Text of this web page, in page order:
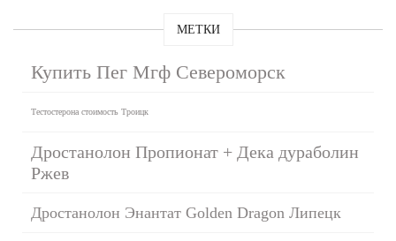
МЕТКИ
Купить Пег Мгф Североморск
Тестостерона стоимость Троицк
Дростанолон Пропионат + Дека дураболин
Ржев
Дростанолон Энантат Golden Dragon Липецк